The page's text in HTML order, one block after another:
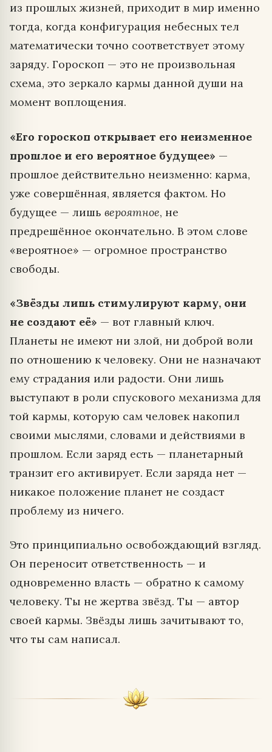
из прошлых жизней, приходит в мир именно
тогда, когда конфигурация небесных тел
математически точно соответствует этому
заряду. Гороскоп — это не произвольная
схема, это зеркало кармы данной души на
момент воплощения.
«Его гороскоп открывает его неизменное
прошлое и его вероятное будущее» —
прошлое действительно неизменно: карма,
уже совершённая, является фактом. Но
будущее — лишь вероятное, не
предрешённое окончательно. В этом слове
«вероятное» — огромное пространство
свободы.
«Звёзды лишь стимулируют карму, они
не создают её» — вот главный ключ.
Планеты не имеют ни злой, ни доброй воли
по отношению к человеку. Они не назначают
ему страдания или радости. Они лишь
выступают в роли спускового механизма для
той кармы, которую сам человек накопил
своими мыслями, словами и действиями в
прошлом. Если заряд есть — планетарный
транзит его активирует. Если заряда нет —
никакое положение планет не создаст
проблему из ничего.
Это принципиально освобождающий взгляд.
Он переносит ответственность — и
одновременно власть — обратно к самому
человеку. Ты не жертва звёзд. Ты — автор
своей кармы. Звёзды лишь зачитывают то,
что ты сам написал.